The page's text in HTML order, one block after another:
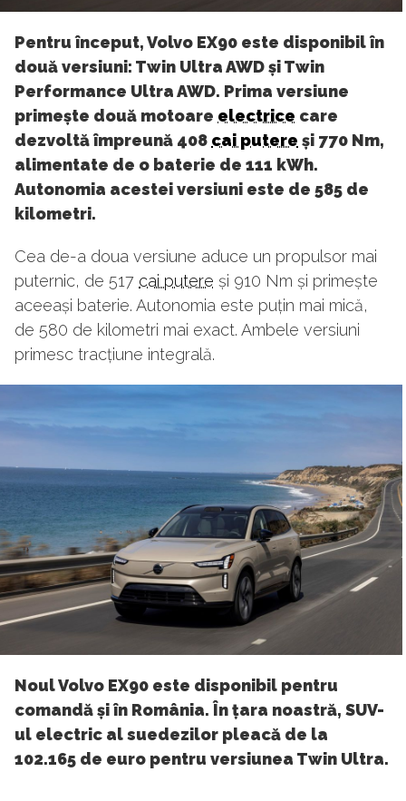
Pentru început, Volvo EX90 este disponibil în
două versiuni: Twin Ultra AWD și Twin
Performance Ultra AWD. Prima versiune
primește două motoare electrice care
dezvoltă împreună 408 cai putere și 770 Nm,
alimentate de o baterie de 111 kWh.
Autonomia acestei versiuni este de 585 de
kilometri.
Cea de-a doua versiune aduce un propulsor mai
puternic, de 517 cai putere și 910 Nm și primește
aceeași baterie. Autonomia este puțin mai mică,
de 580 de kilometri mai exact. Ambele versiuni
primesc tracțiune integrală.
Noul Volvo EX90 este disponibil pentru
comandă și în România. În țara noastră, SUV-
ul electric al suedezilor pleacă de la
102.165 de euro pentru versiunea Twin Ultra.